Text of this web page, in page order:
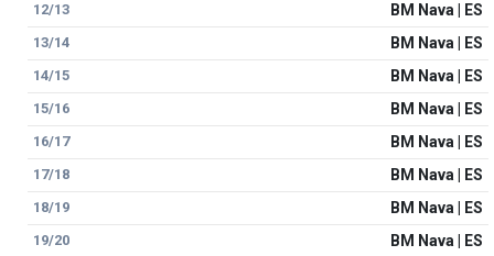
12/13 BM Nava | ES
13/14 BM Nava | ES
14/15 BM Nava | ES
15/16 BM Nava | ES
16/17 BM Nava | ES
17/18 BM Nava | ES
18/19 BM Nava | ES
19/20 BM Nava | ES